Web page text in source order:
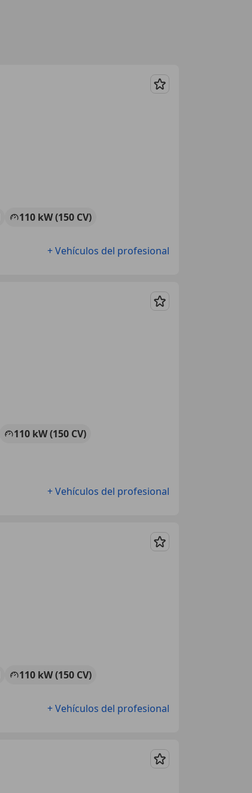
Guardar
110 kW (150 CV)
+ Vehículos del profesional
Guardar
110 kW (150 CV)
+ Vehículos del profesional
Guardar
110 kW (150 CV)
+ Vehículos del profesional
Guardar